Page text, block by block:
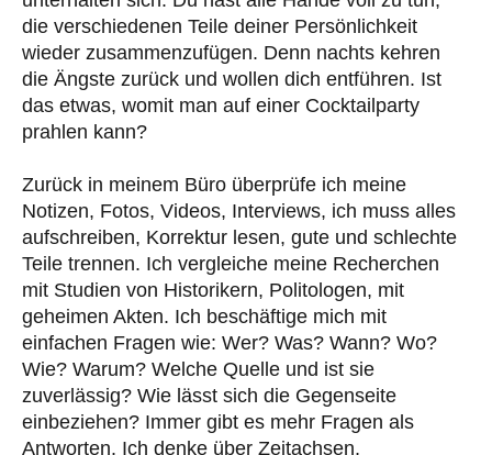
die verschiedenen Teile deiner Persönlichkeit
wieder zusammenzufügen. Denn nachts kehren
die Ängste zurück und wollen dich entführen. Ist
das etwas, womit man auf einer Cocktailparty
prahlen kann?
Zurück in meinem Büro überprüfe ich meine
Notizen, Fotos, Videos, Interviews, ich muss alles
aufschreiben, Korrektur lesen, gute und schlechte
Teile trennen. Ich vergleiche meine Recherchen
mit Studien von Historikern, Politologen, mit
geheimen Akten. Ich beschäftige mich mit
einfachen Fragen wie: Wer? Was? Wann? Wo?
Wie? Warum? Welche Quelle und ist sie
zuverlässig? Wie lässt sich die Gegenseite
einbeziehen? Immer gibt es mehr Fragen als
Antworten. Ich denke über Zeitachsen,